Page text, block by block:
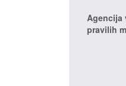
Agencija
pravilih